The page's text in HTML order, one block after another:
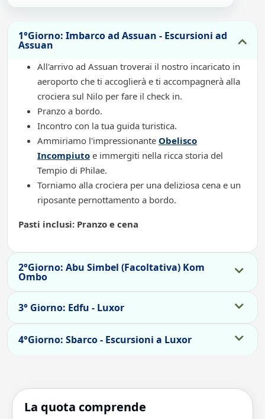
1°Giorno: Imbarco ad Assuan - Escursioni ad
Assuan
All'arrivo ad Assuan troverai il nostro incaricato in
aeroporto che ti accoglierà e ti accompagnerà alla
crociera sul Nilo per fare il check in.
Pranzo a bordo.
Incontro con la tua guida turistica.
Ammiriamo l'impressionante Obelisco
Incompiuto e immergiti nella ricca storia del
Tempio di Philae.
Torniamo alla crociera per una deliziosa cena e un
riposante pernottamento a bordo.
Pasti inclusi: Pranzo e cena
2°Giorno: Abu Simbel (Facoltativa) Kom
Ombo
3° Giorno: Edfu - Luxor
4°Giorno: Sbarco - Escursioni a Luxor
La quota comprende